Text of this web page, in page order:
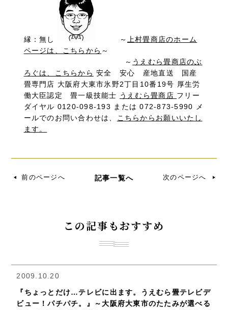
縁：無し ～
上村畳商店のホーム
ページは、こちらから ～
～ うえむら畳商店のぶ
ろぐは、こちらから 安全 安心 産地直送 国産
畳専門店 大阪府大東市氷野2丁目10番19号 厚生労
働大臣認定 畳一級技能士 うえむら畳商店 フリー
ダイヤル 0120-098-193 または 072-873-5990 メ
ールでのお問い合わせは、
こちらからお願いいたし
ます。
前のページへ 記事一覧へ 次のページへ
この記事もおすすめ
2009.10.20
『ちょっとだけ…テレビに出ます。うえむら畳テレビデ
ビュー！パチパチ。』～大阪府大東市のたたみが選べる